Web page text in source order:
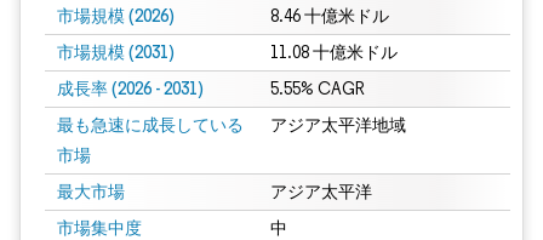
市場規模 (2026) 8.46 十億米ドル
市場規模 (2031) 11.08 十億米ドル
成長率 (2026 - 2031) 5.55% CAGR
最も急速に成長している
市場
アジア太平洋地域
最大市場 アジア太平洋
市場集中度 中